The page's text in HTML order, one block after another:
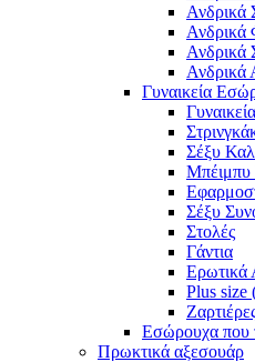
Ανδρικά
Ανδρικά
Ανδρικά
Ανδρικά
Γυναικεία
Σέξυ
Μπέιμπυ
Σέξυ
Στολές
Γάντια
Ερωτικά
Plus
Εσώρουχα που
Πρωκτικά αξεσουάρ